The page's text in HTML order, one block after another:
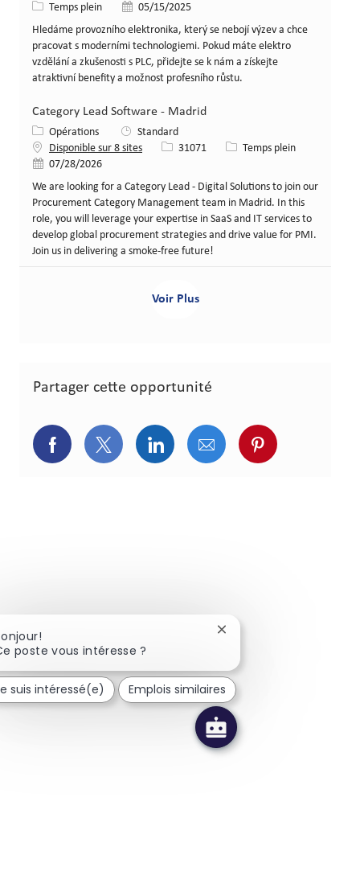
Type de poste
Temps plein Date de publication
05/15/2025
Hledáme provozního elektronika, který se nebojí výzev a chce
pracovat s moderními technologiemi. Pokud máte elektro
vzdělání a zkušenosti s PLC, přidejte se k nám a získejte
atraktivní benefity a možnost profesního růstu.
Category Lead Software - Madrid
Catégorie
Opérations
Standard
Disponible sur 8 sites
Identifiant de poste
31071 Type de poste
Temps plein
Date de publication
07/28/2026
We are looking for a Category Lead - Digital Solutions to join our
Procurement Category Management team in Madrid. In this
role, you will leverage your expertise in SaaS and IT services to
develop global procurement strategies and drive value for PMI.
Join us in delivering a smoke-free future!
Voir Plus
Partager cette opportunité
Partager via Facebook
Partager via Twitter
Partager via LinkedIn
Partager via courriel
Partager via
poste vous intéresse ?
Fermer la notification
suis intéressé(e) Emplois similaires